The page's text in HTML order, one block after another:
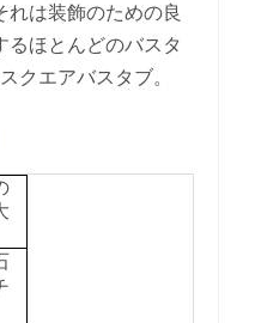
れは装飾のための良
るほとんどのバスタ
クエアバスタブ。